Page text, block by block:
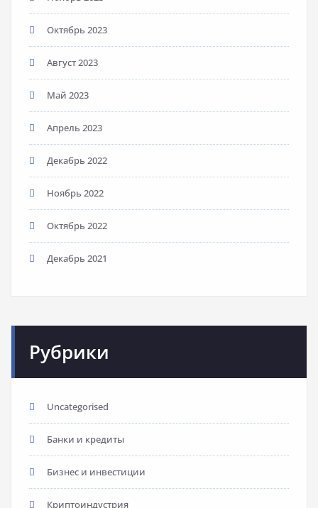
Октябрь 2023
Август 2023
Май 2023
Апрель 2023
Декабрь 2022
Ноябрь 2022
Октябрь 2022
Декабрь 2021
Рубрики
Uncategorised
Банки и кредиты
Бизнес и инвестиции
Криптоиндустрия